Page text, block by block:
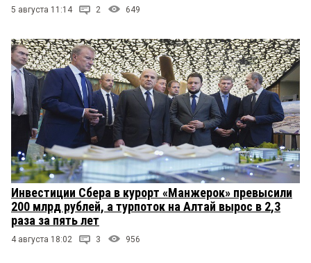
5 августа 11:14 2 649
Инвестиции Сбера в курорт «Манжерок» превысили
200 млрд рублей, а турпоток на Алтай вырос в 2,3
раза за пять лет
4 августа 18:02 3 956